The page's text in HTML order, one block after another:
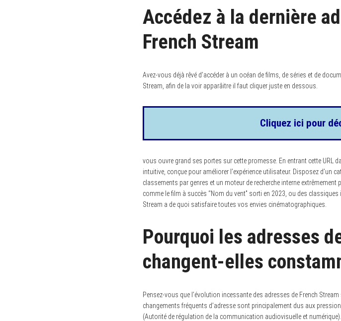
Accédez à la dernière
French Stream
Avez-vous déjà rêvé d’accéder à un océan de films, de séries et de
Stream, afin de la voir apparâitre il faut cliquer juste en dessous.
Cliquez ici pour
vous ouvre grand ses portes sur cette promesse. En entrant cette URL
intuitive, conçue pour améliorer l’expérience utilisateur. Disposez d’un
classements par genres et un moteur de recherche interne
comme le film à succès “Nom du vent” sorti en 2023, ou des
Stream a de quoi satisfaire toutes vos envies cinématographiques.
Pourquoi les adresses
changent-elles
Pensez-vous que l’évolution incessante des adresses de French
changements fréquents d’adresse sont principalement dus aux
(Autorité de régulation de la communication audiovisuelle et